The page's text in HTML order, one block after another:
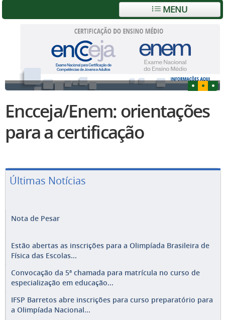
MENU
Encceja/Enem: orientações
para a certificação
Últimas Notícias
Nota de Pesar
Estão abertas as inscrições para a Olimpíada Brasileira de
Física das Escolas...
Convocação da 5ª chamada para matrícula no curso de
especialização em educação...
IFSP Barretos abre inscrições para curso preparatório para
a Olimpíada Nacional...